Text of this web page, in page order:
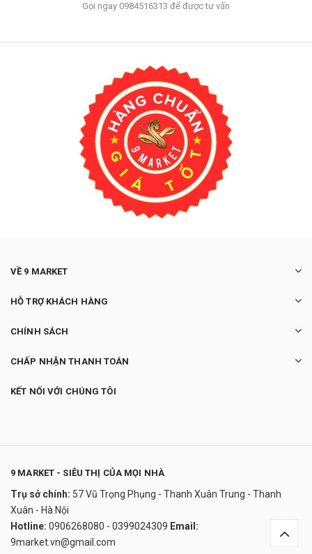
Gọi ngay 0984516313 để được tư vấn
VỀ 9 MARKET
HỖ TRỢ KHÁCH HÀNG
CHÍNH SÁCH
CHẤP NHẬN THANH TOÁN
KẾT NỐI VỚI CHÚNG TÔI
9 MARKET - SIÊU THỊ CỦA MỌI NHÀ
Trụ sở chính: 57 Vũ Trọng Phụng - Thanh Xuân Trung - Thanh
Xuân - Hà Nội
Hotline: 0906268080 - 0399024309 Email:
9market.vn@gmail.com
Deep Cleansing Foaming Face Wash
790.000₫